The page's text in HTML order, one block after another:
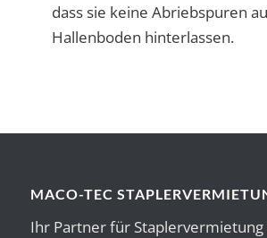
dass sie keine Abriebspuren
Hallenboden hinterlassen.
MACO-TEC
Ihr Partner für Staplervermietung